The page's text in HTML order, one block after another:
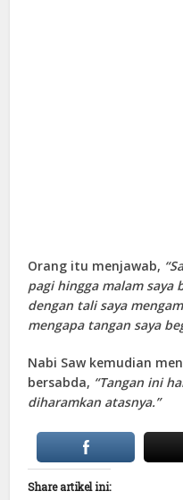
Orang itu menjawab,
pagi hingga malam saya
dengan tali saya
mengapa tangan saya
Nabi Saw kemudian
bersabda, “Tangan ini
diharamkan atasnya.”
Share artikel ini: